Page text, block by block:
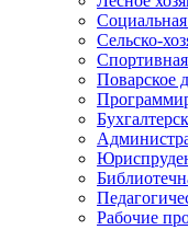
Социальная
Сельско-
Спортивная
Поварское
Рабочие